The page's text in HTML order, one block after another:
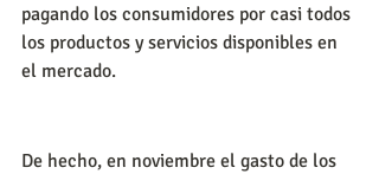
pagando los consumidores por casi todos
los productos y servicios disponibles en
el mercado.
De hecho, en noviembre el gasto de los